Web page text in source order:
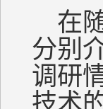
在
分别
调研
技术